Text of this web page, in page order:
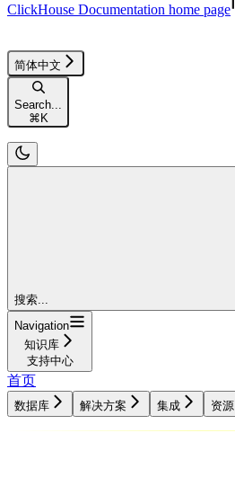
ClickHouse Documentation home page
简体中文
Search...
⌘ K
搜索...
Navigation
知识库
支持中心
首页
数据库 解决方案 集成 资源